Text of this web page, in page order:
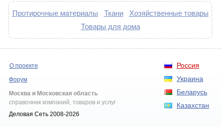
Протирочные материалы Ткани
Хозяйственные товары
Товары для дома
Россия
Украина
Беларусь
Казахстан
О проекте
Форум
Москва и Московская область
справочник компаний, товаров и услуг
Деловая Сеть 2008-2026